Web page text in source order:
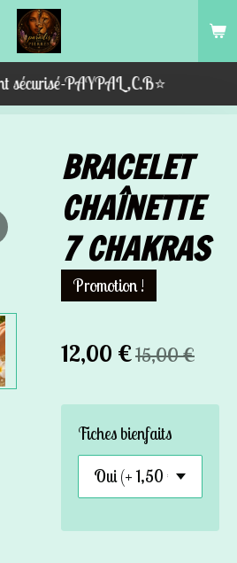
sécurisé-PAYPAL,C.B⭐️
BRACELET
CHAÎNETTE
7 CHAKRAS
Promotion !
12,00 €15,00 €
Fiches bienfaits